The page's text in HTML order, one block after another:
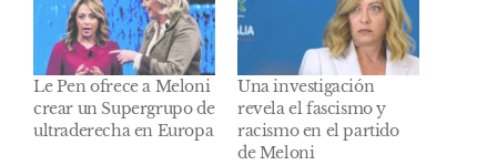
Le Pen ofrece a Meloni
crear un Supergrupo de
ultraderecha en Europa
Una investigación
revela el fascismo y
racismo en el partido
de Meloni